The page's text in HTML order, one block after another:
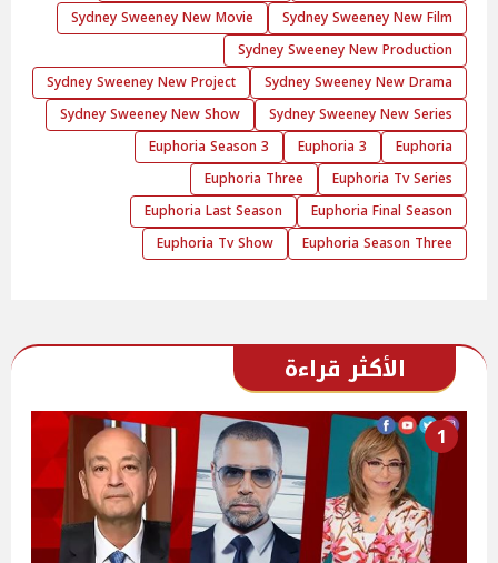
Sydney Sweeney New Film
Sydney Sweeney New Movie
Sydney Sweeney New Production
Sydney Sweeney New Drama
Sydney Sweeney New Project
Sydney Sweeney New Series
Sydney Sweeney New Show
Euphoria
Euphoria 3
Euphoria Season 3
Euphoria Tv Series
Euphoria Three
Euphoria Final Season
Euphoria Last Season
Euphoria Season Three
Euphoria Tv Show
الأكثر قراءة
1